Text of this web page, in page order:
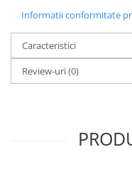
Poezie
Romane de dragoste,
romantice
Senzatii/Dragoste
Senzatii/Thriller
Informatii conformitate
Caracteristici
Review-uri(0)